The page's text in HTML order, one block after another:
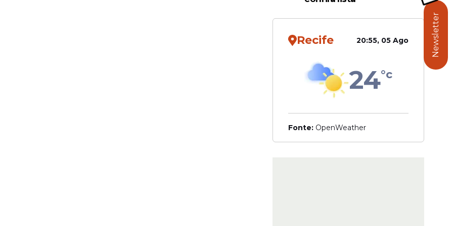
50 a cada filho de 7 a 18 anos e outro, de R$ 150, a
Recife 20:55, 05 Ago
24°c
Fonte: OpenWeather
Newsletter